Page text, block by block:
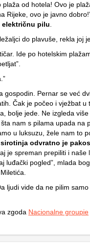
plaža od hotela! Ovo je
Rijeke, ovo je javno
pilu
do plavuše, rekla joj
Ide po hotelskim
gospodin. Pernar se već
Čak je počeo i vježbat u
bolje jede. Ne izgleda
nam s pilama upada na
u luksuzu, žele nam to
odvratno je
je spreman prepiliti i naše
luđački pogled”, mlada
ljudi vide da ne pilim
zgoda Nacionalne groupie